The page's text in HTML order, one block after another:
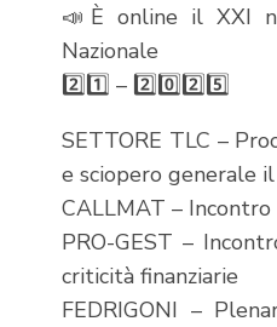
📣È online il XXI
Nazionale
2️⃣1️⃣ – 2️⃣0️⃣2️⃣5️⃣
SETTORE TLC –
e sciopero generale
CALLMAT –
PRO-GEST –
criticità finanziarie
FEDRIGONI –